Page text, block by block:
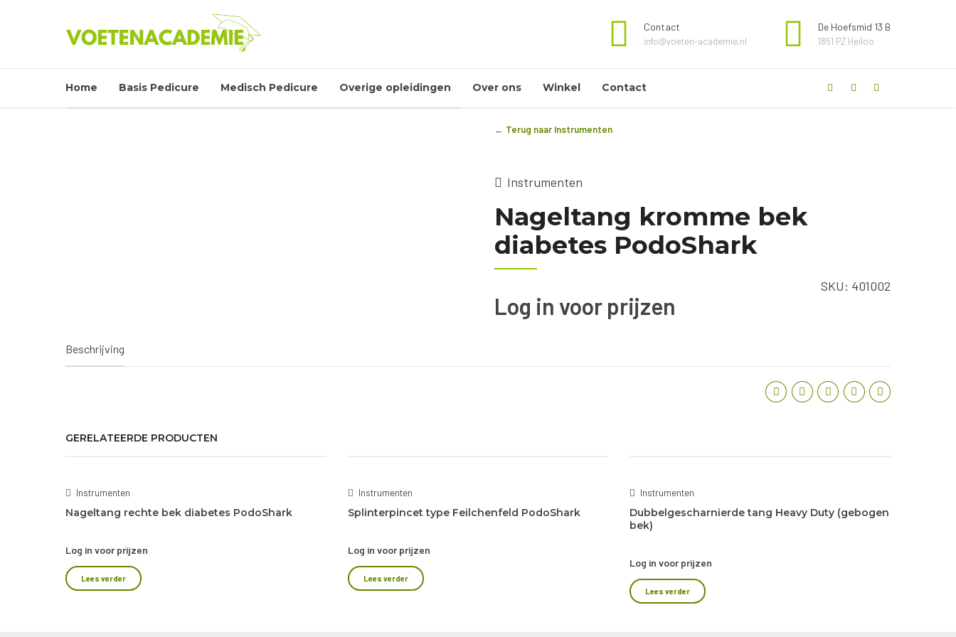
Contact
info@voeten-academie.nl
De Hoefsmid 13 B
1851 PZ Heiloo
Home Basis Pedicure Medisch Pedicure Overige opleidingen Over ons Winkel Contact
← Terug naar Instrumenten
Instrumenten
Nageltang kromme bek
diabetes PodoShark
SKU: 401002
Log in voor prijzen
Beschrijving
Instrumenten
Nageltang rechte bek diabetes PodoShark
Log in voor prijzen
Lees verder
Instrumenten
Splinterpincet type Feilchenfeld PodoShark
Log in voor prijzen
Lees verder
Instrumenten
Dubbelgescharnierde tang Heavy Duty (gebogen
bek)
Log in voor prijzen
Lees verder